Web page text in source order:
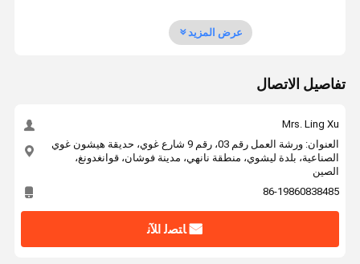
عرض المزيد
تفاصيل الاتصال
Mrs. Ling Xu
العنوان: ورشة العمل رقم 03، رقم 9 شارع غوي، حديقة هيشون غوي
الصناعية، بلدة ليشوي، منطقة نانهي، مدينة فوشان، قوانغدونغ،
الصين
86-19860838485
ﺎﺘﺼﻟ ﺍﻶﻧ